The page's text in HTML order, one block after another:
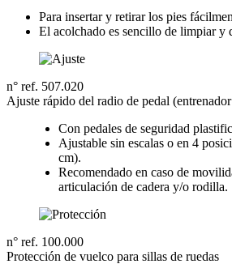
Para insertar y retirar los pies
El acolchado es sencillo de limpiar y
n° ref. 507.020
Ajuste rápido del radio de pedal
Con pedales de seguridad
Ajustable sin escalas o en 4
cm).
Recomendado en caso de
articulación de cadera y/o rodilla.
n° ref. 100.000
Protección de vuelco para sillas de ruedas